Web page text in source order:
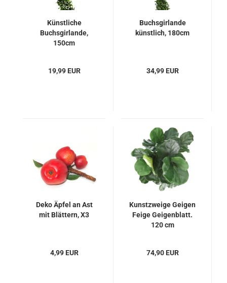
Künstliche
Buchsgirlande,
150cm
19,99 EUR
Buchsgirlande
künstlich, 180cm
34,99 EUR
Deko Äpfel an Ast
mit Blättern, X3
4,99 EUR
Kunstzweige Geigen
Feige Geigenblatt.
120 cm
74,90 EUR